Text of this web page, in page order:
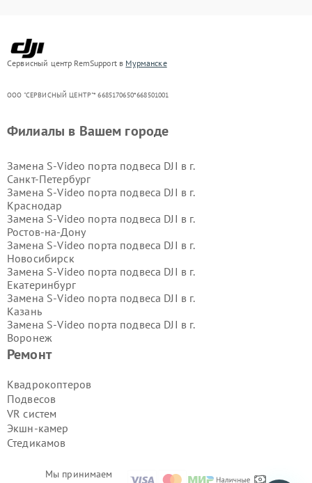
Сервисный центр RemSupport в Мурманске
ООО "СЕРВИСНЫЙ ЦЕНТР"* 6685170650*668501001
Мы принимаем
Ремонт
Квадрокоптеров
Подвесов
VR систем
Экшн-камер
Стедикамов
Филиалы в Вашем городе
Замена S-Video порта подвеса DJI в г.
Санкт-Петербург
Замена S-Video порта подвеса DJI в г.
Краснодар
Замена S-Video порта подвеса DJI в г.
Ростов-на-Дону
Замена S-Video порта подвеса DJI в г.
Новосибирск
Замена S-Video порта подвеса DJI в г.
Екатеринбург
Замена S-Video порта подвеса DJI в г.
Казань
Замена S-Video порта подвеса DJI в г.
Воронеж
Замена S-Video порта подвеса DJI в г.
Замена S-Video порта подвеса DJI в г.
Самара
Замена S-Video порта подвеса DJI в г.
Пермь
Замена S-Video порта подвеса DJI в г.
Красноярск